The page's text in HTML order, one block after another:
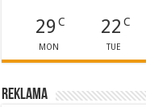
29C
MON
22 C
TUE
Reklama